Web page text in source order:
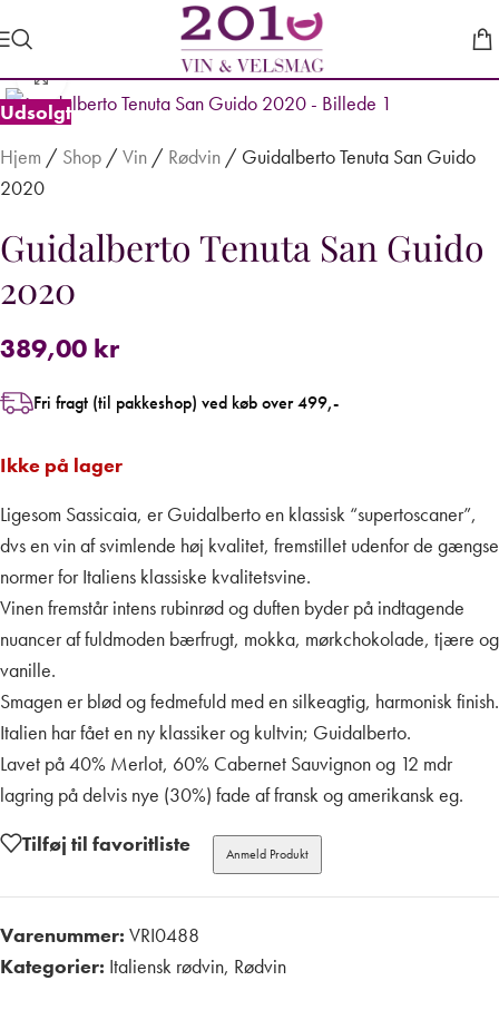
Udsolgt
Forstør
Hjem / Shop / Vin / Rødvin / Guidalberto Tenuta San Guido
2020
Guidalberto Tenuta San Guido
2020
389,00 kr
Fri fragt (til pakkeshop) ved køb over 499,-
Ikke på lager
Ligesom Sassicaia, er Guidalberto en klassisk “supertoscaner”,
dvs en vin af svimlende høj kvalitet, fremstillet udenfor de gængse
normer for Italiens klassiske kvalitetsvine.
Vinen fremstår intens rubinrød og duften byder på indtagende
nuancer af fuldmoden bærfrugt, mokka, mørkchokolade, tjære og
vanille.
Smagen er blød og fedmefuld med en silkeagtig, harmonisk finish.
Italien har fået en ny klassiker og kultvin; Guidalberto.
Lavet på 40% Merlot, 60% Cabernet Sauvignon og 12 mdr
lagring på delvis nye (30%) fade af fransk og amerikansk eg.
Tilføj til favoritliste
Anmeld Produkt
Varenummer: VRI0488
Kategorier: Italiensk rødvin, Rødvin